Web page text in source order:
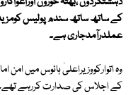
کے ساتھ ساتھ سندھ پولیس
عملدرآمدجاری ہے۔
وہ اتوارکووزیراعلیٰ ہائوس میں
کے اجلاس کی صدارت کررہے